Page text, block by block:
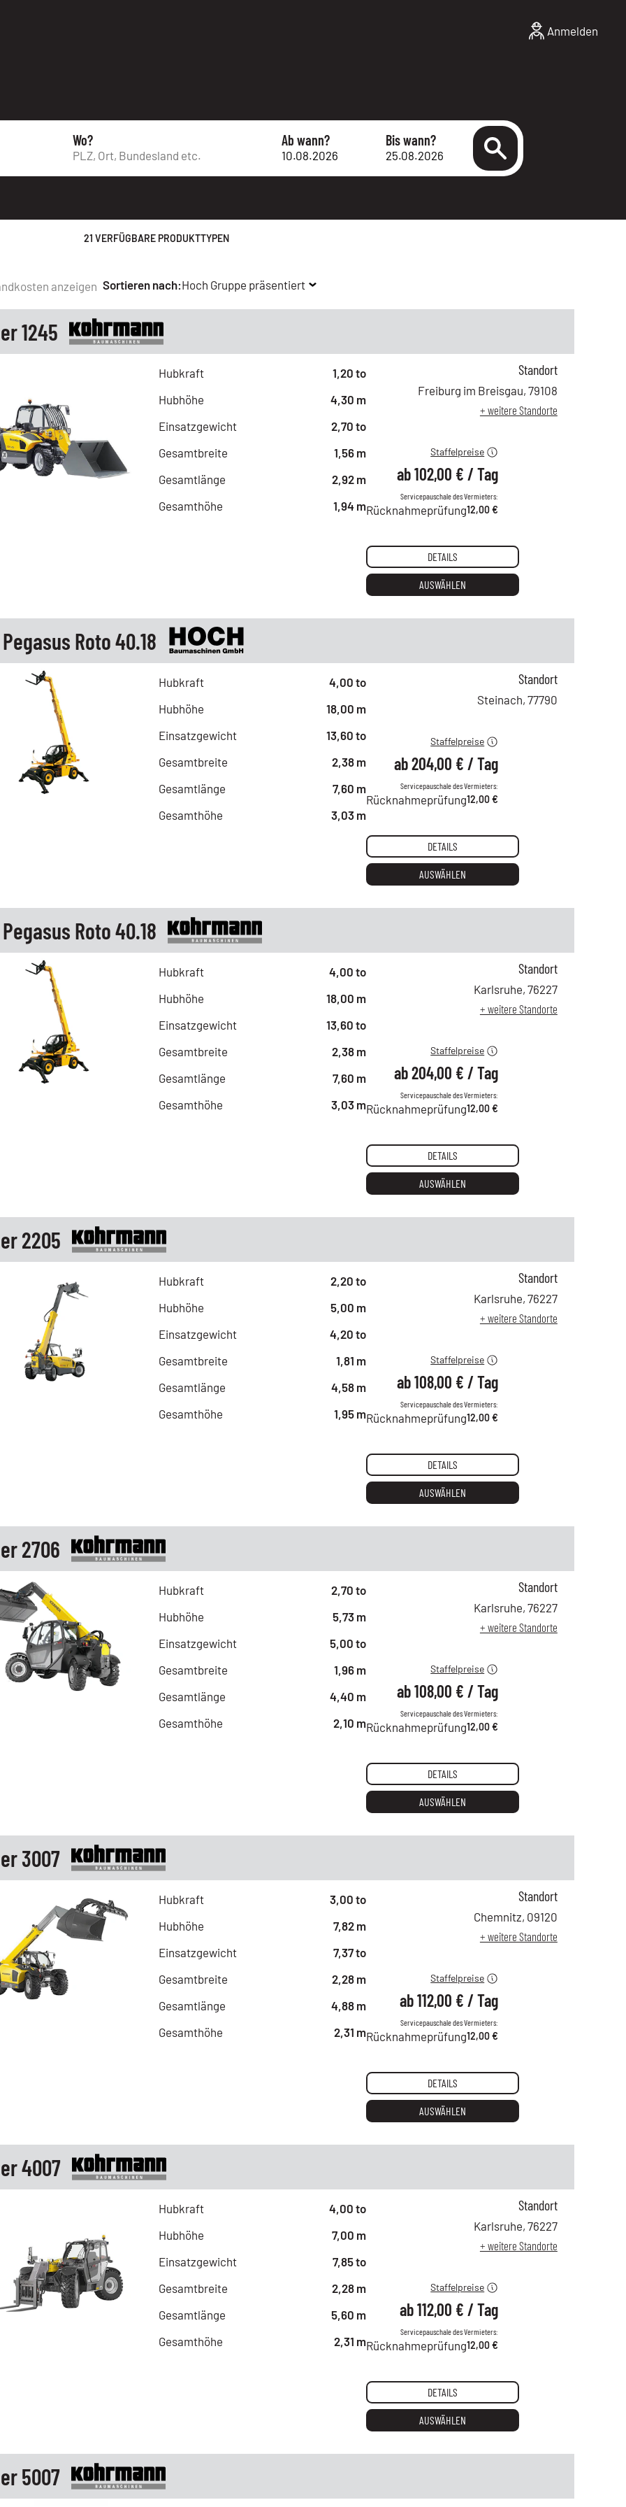
Anmelden
Wo? Ab wann? Bis wann?
21 VERFÜGBARE PRODUKTTYPEN
anzeigen Sortieren nach:Hoch Gruppe präsentiert
1245
Hubkraft
1,20 to
Hubhöhe
4,30 m
Einsatzgewicht
2,70 to
Gesamtbreite
1,56 m
Gesamtlänge
2,92 m
Gesamthöhe
1,94 m
146,00 €
ab 6 Tagen
ab 21 Tagen
Staffelpreise
ab102,00 € /Tag
Servicepauschale des Vermieters:
Rücknahmeprüfung12,00 €
Standort
Freiburg im Breisgau, 79108
+ weitere Standorte
DETAILS
AUSWÄHLEN
Roto 40.18
Hubkraft
4,00 to
Hubhöhe
18,00 m
Einsatzgewicht
13,60 to
Gesamtbreite
2,38 m
Gesamtlänge
7,60 m
Gesamthöhe
3,03 m
245,00 €
ab 21 Tagen
Staffelpreise
ab204,00 € /Tag
Servicepauschale des Vermieters:
Rücknahmeprüfung12,00 €
Standort
Steinach, 77790
DETAILS
AUSWÄHLEN
Roto 40.18
Hubkraft
4,00 to
Hubhöhe
18,00 m
Einsatzgewicht
13,60 to
Gesamtbreite
2,38 m
Gesamtlänge
7,60 m
Gesamthöhe
3,03 m
294,00 €
ab 6 Tagen
ab 21 Tagen
Staffelpreise
ab204,00 € /Tag
Servicepauschale des Vermieters:
Rücknahmeprüfung12,00 €
Standort
Karlsruhe, 76227
+ weitere Standorte
DETAILS
AUSWÄHLEN
2205
Hubkraft
2,20 to
Hubhöhe
5,00 m
Einsatzgewicht
4,20 to
Gesamtbreite
1,81 m
Gesamtlänge
4,58 m
Gesamthöhe
1,95 m
153,00 €
ab 6 Tagen
ab 21 Tagen
Staffelpreise
ab108,00 € /Tag
Servicepauschale des Vermieters:
Rücknahmeprüfung12,00 €
Standort
Karlsruhe, 76227
+ weitere Standorte
DETAILS
AUSWÄHLEN
2706
Hubkraft
2,70 to
Hubhöhe
5,73 m
Einsatzgewicht
5,00 to
Gesamtbreite
1,96 m
Gesamtlänge
4,40 m
Gesamthöhe
2,10 m
153,00 €
ab 6 Tagen
ab 21 Tagen
Staffelpreise
ab108,00 € /Tag
Servicepauschale des Vermieters:
Rücknahmeprüfung12,00 €
Standort
Karlsruhe, 76227
+ weitere Standorte
DETAILS
AUSWÄHLEN
3007
Hubkraft
3,00 to
Hubhöhe
7,82 m
Einsatzgewicht
7,37 to
Gesamtbreite
2,28 m
Gesamtlänge
4,88 m
Gesamthöhe
2,31 m
162,00 €
ab 6 Tagen
ab 21 Tagen
Staffelpreise
ab112,00 € /Tag
Servicepauschale des Vermieters:
Rücknahmeprüfung12,00 €
Standort
Chemnitz, 09120
+ weitere Standorte
DETAILS
AUSWÄHLEN
4007
Hubkraft
4,00 to
Hubhöhe
7,00 m
Einsatzgewicht
7,85 to
Gesamtbreite
2,28 m
Gesamtlänge
5,60 m
Gesamthöhe
2,31 m
162,00 €
ab 6 Tagen
ab 21 Tagen
Staffelpreise
ab112,00 € /Tag
Servicepauschale des Vermieters:
Rücknahmeprüfung12,00 €
Standort
Karlsruhe, 76227
+ weitere Standorte
DETAILS
AUSWÄHLEN
5007